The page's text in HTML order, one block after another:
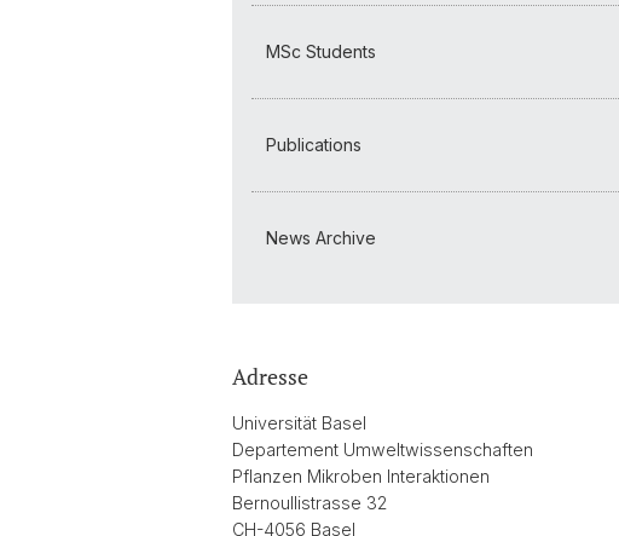
MSc Students
Publications
News Archive
Adresse
Universität Basel
Departement Umweltwissenschaften
Pflanzen Mikroben Interaktionen
Bernoullistrasse 32
CH-4056 Basel